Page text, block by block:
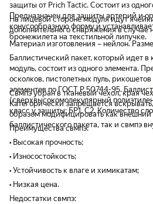
защиты от Prich Tactic. Состоит из
Предназначен для защиты артерий и
конусообразную форму и
бронежилета на текстильной липучке.
На лицевой стороне модуля идут
дополнительного снаряжения в случае
Материал изготовления – нейлон.
Баллистический пакет, который идет в
модуль, состоит из одного элемента.
осколков, пистолетных пуль,
элементов по ГОСТ Р 50744-95.
(сверхвысокомолекулярный
класс у защиты: БР1, С2. Количество
Свмпэ убран в тканевый чехол, края
Категорически запрещается
образом модифицировать как внешний
баллистического пакета, так и свмпэ
Преимущества свмпэ:
• Высокая прочность;
• Износостойкость;
• Устойчивость к влаге и химикатам;
• Низкая цена.
Недостатки свмпэ: